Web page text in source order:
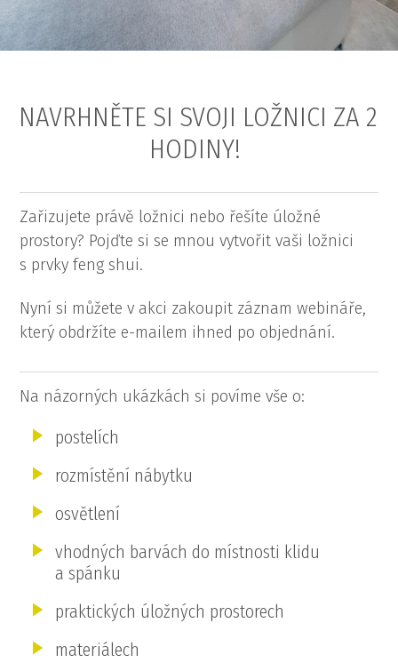
NAVRHNĚTE SI SVOJI LOŽNICI ZA 2
HODINY!
Zařizujete právě ložnici nebo řešíte úložné
prostory? Pojďte si se mnou vytvořit vaši ložnici
s prvky feng shui.
Nyní si můžete v akci zakoupit záznam webináře,
který obdržíte e-mailem ihned po objednání.
Na názorných ukázkách si povíme vše o:
postelích
rozmístění nábytku
osvětlení
vhodných barvách do místnosti klidu
a spánku
praktických úložných prostorech
materiálech